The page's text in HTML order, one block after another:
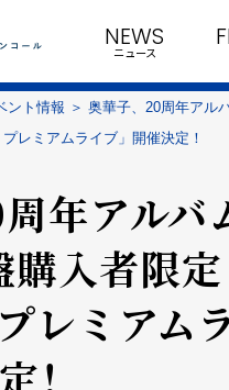
NEWS
ニュース
ント情報
奥華子、20周年アル
レミアムライブ」開催決定！
年アルバ
入者限定
レミアム
！